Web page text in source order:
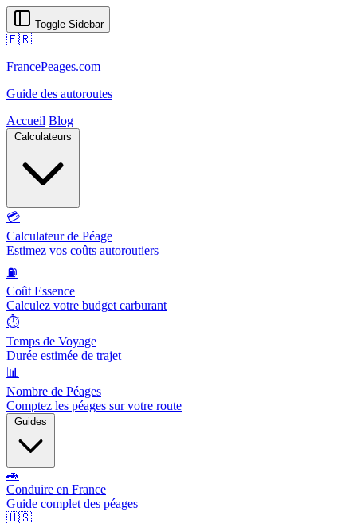
Toggle Sidebar
🇫🇷
FrancePeages.com
Guide des autoroutes
Accueil Blog
Calculateurs
💳
Calculateur de Péage
Estimez vos coûts autoroutiers
⛽
Coût Essence
Calculez votre budget carburant
⏱️
Temps de Voyage
Durée estimée de trajet
📊
Nombre de Péages
Comptez les péages sur votre route
Guides
🚗
Conduire en France
Guide complet des péages
🇺🇸